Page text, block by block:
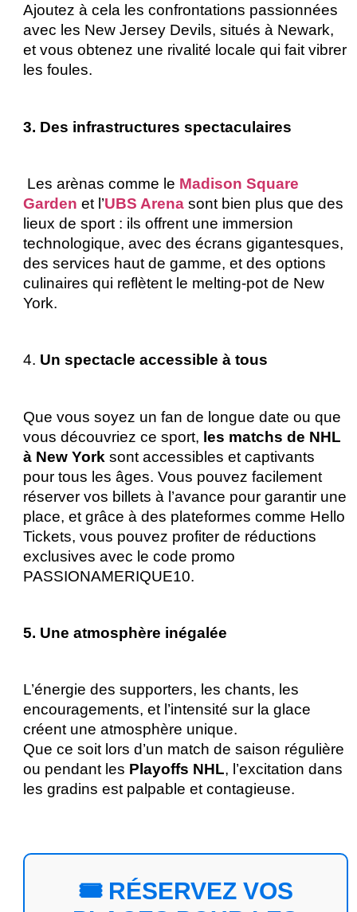
Ajoutez à cela les confrontations passionnées
avec les New Jersey Devils, situés à Newark,
et vous obtenez une rivalité locale qui fait vibrer
les foules.
3. Des infrastructures spectaculaires
Les arènas comme le Madison Square
Garden et l’UBS Arena sont bien plus que des
lieux de sport : ils offrent une immersion
technologique, avec des écrans gigantesques,
des services haut de gamme, et des options
culinaires qui reflètent le melting-pot de New
York.
4. Un spectacle accessible à tous
Que vous soyez un fan de longue date ou que
vous découvriez ce sport, les matchs de NHL
à New York sont accessibles et captivants
pour tous les âges. Vous pouvez facilement
réserver vos billets à l’avance pour garantir une
place, et grâce à des plateformes comme Hello
Tickets, vous pouvez profiter de réductions
exclusives avec le code promo
PASSIONAMERIQUE10.
5. Une atmosphère inégalée
L’énergie des supporters, les chants, les
encouragements, et l’intensité sur la glace
créent une atmosphère unique.
Que ce soit lors d’un match de saison régulière
ou pendant les Playoffs NHL, l’excitation dans
les gradins est palpable et contagieuse.
🎟️ RÉSERVEZ VOS